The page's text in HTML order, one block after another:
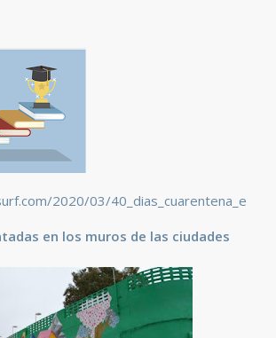
2020/03/
en los muros de las ciudades